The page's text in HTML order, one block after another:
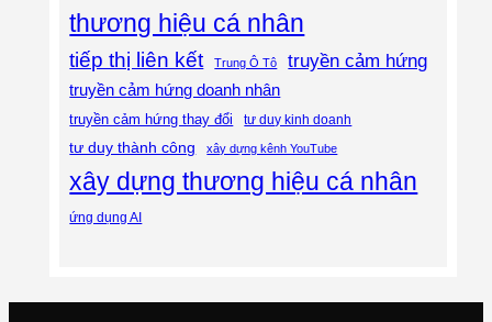
thương hiệu cá nhân
tiếp thị liên kết Trung Ô Tô truyền cảm hứng
truyền cảm hứng doanh nhân
truyền cảm hứng thay đổi tư duy kinh doanh
tư duy thành công xây dựng kênh YouTube
xây dựng thương hiệu cá nhân
ứng dụng AI